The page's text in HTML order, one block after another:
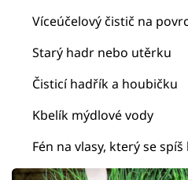
Víceúčelový čistič na
Starý hadr nebo utěrku
Čisticí hadřík a houbičku
Kbelík mýdlové vody
Fén na vlasy, který se